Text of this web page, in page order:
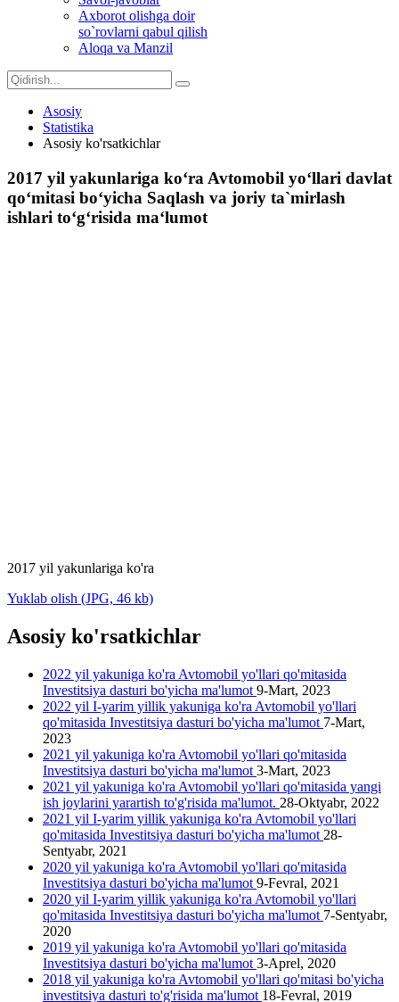
Axborot olishga doir
so`rovlarni qabul qilish
Aloqa va Manzil
Asosiy
Statistika
Asosiy ko'rsatkichlar
2017 yil yakunlariga ko‘ra Avtomobil yo‘llari davlat
qo‘mitasi bo‘yicha Saqlash va joriy ta`mirlash
ishlari to‘g‘risida ma‘lumot
2017 yil yakunlariga ko'ra
Yuklab olish (JPG, 46 kb)
Asosiy ko'rsatkichlar
2022 yil yakuniga ko'ra Avtomobil yo'llari qo'mitasida
Investitsiya dasturi bo'yicha ma'lumot 9-Mart, 2023
2022 yil I-yarim yillik yakuniga ko'ra Avtomobil yo'llari
qo'mitasida Investitsiya dasturi bo'yicha ma'lumot 7-Mart,
2023
2021 yil yakuniga ko'ra Avtomobil yo'llari qo'mitasida
Investitsiya dasturi bo'yicha ma'lumot 3-Mart, 2023
2021 yil yakuniga ko'ra Avtomobil yo'llari qo'mitasida yangi
ish joylarini yarartish to'g'risida ma'lumot. 28-Oktyabr, 2022
2021 yil I-yarim yillik yakuniga ko'ra Avtomobil yo'llari
qo'mitasida Investitsiya dasturi bo'yicha ma'lumot 28-
Sentyabr, 2021
2020 yil yakuniga ko'ra Avtomobil yo'llari qo'mitasida
Investitsiya dasturi bo'yicha ma'lumot 9-Fevral, 2021
2020 yil I-yarim yillik yakuniga ko'ra Avtomobil yo'llari
qo'mitasida Investitsiya dasturi bo'yicha ma'lumot 7-Sentyabr,
2020
2019 yil yakuniga ko'ra Avtomobil yo'llari qo'mitasida
Investitsiya dasturi bo'yicha ma'lumot 3-Aprel, 2020
2018 yil yakuniga ko'ra Avtomobil yo'llari qo'mitasi bo'yicha
investitsiya dasturi to'g'risida ma'lumot 18-Fevral, 2019